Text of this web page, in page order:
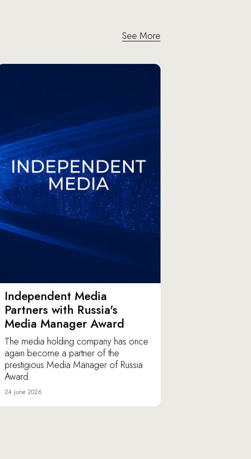
See More
Independent Media
Partners with Russia's
Media Manager Award
The media holding company has once
again become a partner of the
prestigious Media Manager of Russia
Award.
24 june 2026